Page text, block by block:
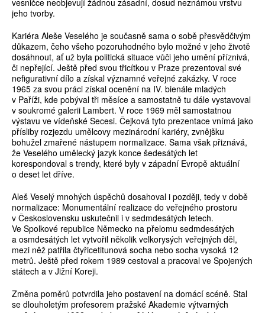
vesničce neobjevují žádnou zásadní, dosud neznámou vrstvu
jeho tvorby.
Kariéra Aleše Veselého je současně sama o sobě přesvědčivým
důkazem, čeho všeho pozoruhodného bylo možné v jeho životě
dosáhnout, ať už byla politická situace vůči jeho umění příznivá,
či nepřející. Ještě před svou třicítkou v Praze prezentoval své
nefigurativní dílo a získal významné veřejné zakázky. V roce
1965 za svou práci získal ocenění na IV. bienále mladých
v Paříži, kde pobýval tři měsíce a samostatně tu dále vystavoval
v soukromé galerii Lambert. V roce 1969 měl samostatnou
výstavu ve vídeňské Secesi. Čejková tyto prezentace vnímá jako
přísliby rozjezdu umělcovy mezinárodní kariéry, zvnějšku
bohužel zmařené nástupem normalizace. Sama však přiznává,
že Veselého umělecký jazyk konce šedesátých let
korespondoval s trendy, které byly v západní Evropě aktuální
o deset let dříve.
Aleš Veselý mnohých úspěchů dosahoval i později, tedy v době
normalizace: Monumentální realizace do veřejného prostoru
v Československu uskutečnil i v sedmdesátých letech.
Ve Spolkové republice Německo na přelomu sedmdesátých
a osmdesátých let vytvořil několik velkorysých veřejných děl,
mezi něž patřila čtyřicetitunová socha nebo socha vysoká 12
metrů. Ještě před rokem 1989 cestoval a pracoval ve Spojených
státech a v Jižní Koreji.
Změna poměrů potvrdila jeho postavení na domácí scéně. Stal
se dlouholetým profesorem pražské Akademie výtvarných